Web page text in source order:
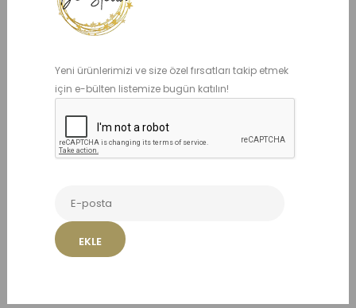
Yeni ürünlerimizi ve size özel fırsatları takip etmek
için e-bülten listemize bugün katılın!
EKLE
Benzer Ürünler